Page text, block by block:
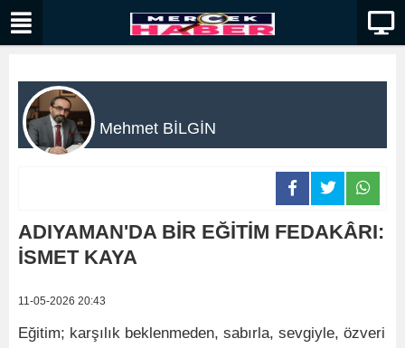
Mehmet BİLGİN
ADIYAMAN'DA BİR EĞİTİM FEDAKÂRI:
İSMET KAYA
11-05-2026 20:43
Eğitim; karşılık beklenmeden, sabırla, sevgiyle, özveri